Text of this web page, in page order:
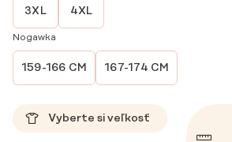
3XL 4XL
Nogawka
159-166 CM 167-174 CM
Vyberte si veľkosť